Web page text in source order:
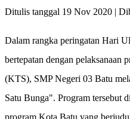
Ditulis tanggal 19 Nov 2020 |
Dalam rangka peringatan Hari
bertepatan dengan pelaksanaan
(KTS), SMP Negeri 03 Batu
Satu Bunga". Program tersebut